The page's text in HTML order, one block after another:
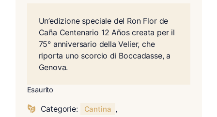
Un’edizione speciale del Ron Flor de
Caña Centenario 12 Años creata per il
75° anniversario della Velier, che
riporta uno scorcio di Boccadasse, a
Genova.
Esaurito
Categorie: Cantina ,